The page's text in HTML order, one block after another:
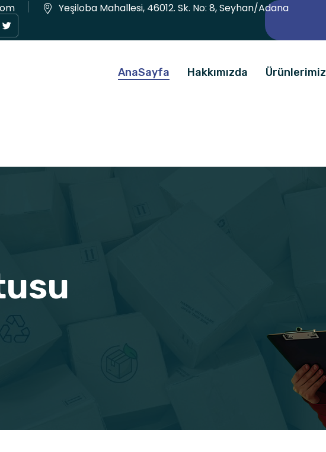
Yeşiloba Mahallesi, 46012. Sk. No: 8, Seyhan/Adana
AnaSayfa Hakkımızda Ürünlerimiz